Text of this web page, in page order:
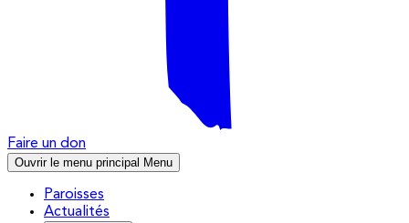
Faire un don
Ouvrir le menu principal Menu
Paroisses
Actualités